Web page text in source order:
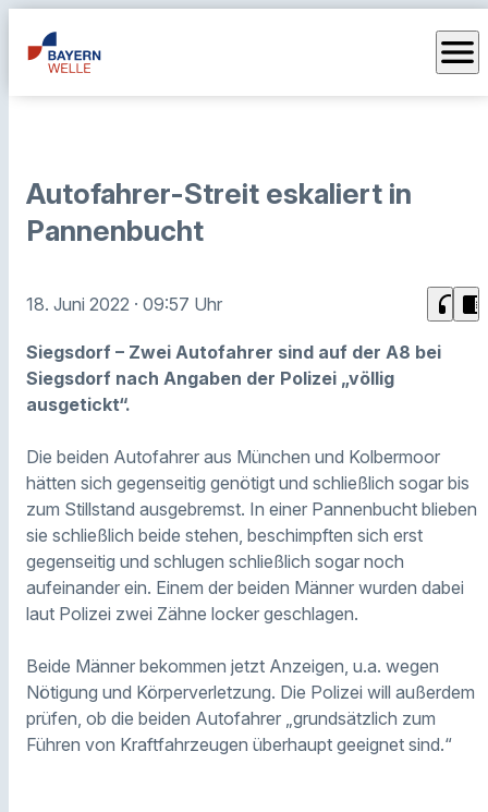
menu
Autofahrer-Streit eskaliert in
Pannenbucht
18. Juni 2022 · 09:57 Uhr headphones chrome_reader_mode
Siegsdorf – Zwei Autofahrer sind auf der A8 bei
Siegsdorf nach Angaben der Polizei „völlig
ausgetickt“.
Die beiden Autofahrer aus München und Kolbermoor
hätten sich gegenseitig genötigt und schließlich sogar bis
zum Stillstand ausgebremst. In einer Pannenbucht blieben
sie schließlich beide stehen, beschimpften sich erst
gegenseitig und schlugen schließlich sogar noch
aufeinander ein. Einem der beiden Männer wurden dabei
laut Polizei zwei Zähne locker geschlagen.
Beide Männer bekommen jetzt Anzeigen, u.a. wegen
Nötigung und Körperverletzung. Die Polizei will außerdem
prüfen, ob die beiden Autofahrer „grundsätzlich zum
Führen von Kraftfahrzeugen überhaupt geeignet sind.“